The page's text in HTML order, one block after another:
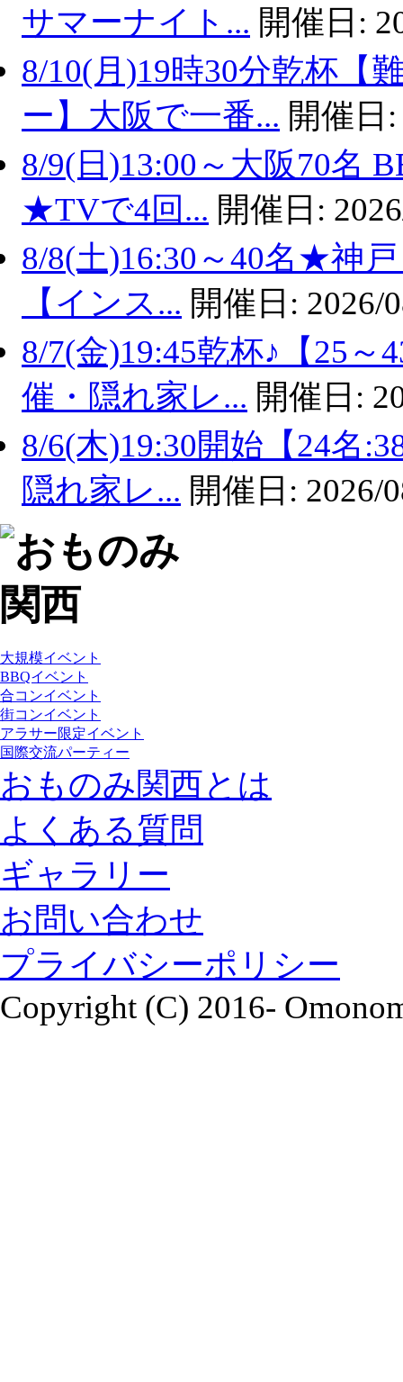
サマーナイト... 開催日:
8/10(月)19時30分乾杯【
ー】大阪で一番... 開催日
8/9(日)13:00～大阪70名
★TVで4回... 開催日:
8/8(土)16:30～40名★神
【インス... 開催日: 2026/
8/7(金)19:45乾杯♪【25
催・隠れ家レ... 開催日:
8/6(木)19:30開始【24名
隠れ家レ... 開催日: 2026/
大規模イベント
BBQイベント
合コンイベント
街コンイベント
アラサー限定イベント
国際交流パーティー
おものみ関西とは
よくある質問
ギャラリー
お問い合わせ
プライバシーポリシー
Copyright (C) 2016-